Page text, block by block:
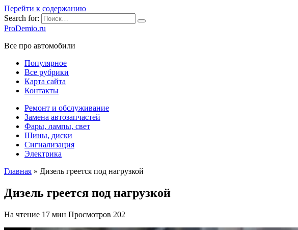
Перейти к содержанию
Search for:
ProDemio.ru
Все про автомобили
Популярное
Все рубрики
Карта сайта
Контакты
Ремонт и обслуживание
Замена автозапчастей
Фары, лампы, свет
Шины, диски
Сигнализация
Электрика
Главная » Дизель греется под нагрузкой
Дизель греется под нагрузкой
На чтение 17 мин Просмотров 202